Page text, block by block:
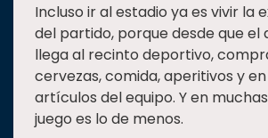
Incluso ir al estadio ya es vivir la
del partido, porque desde que el
llega al recinto deportivo,
cervezas, comida, aperitivos y
artículos del equipo. Y en
juego es lo de menos.